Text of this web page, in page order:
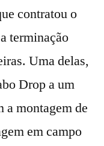
contratou o
terminação
Uma delas,
Drop a um
a montagem de
em campo